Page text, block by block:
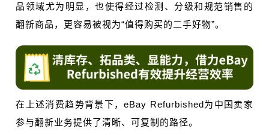
品领域尤为明显，也使得经过检测、分级和规范销售的
翻新商品，更容易被视为“值得购买的二手好物”。
在上述消费趋势背景下，eBay Refurbished为中国卖家
参与翻新业务提供了清晰、可复制的路径。